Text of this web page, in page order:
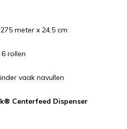
275 meter x 24,5 cm
rollen
vaak navullen
Centerfeed Dispenser